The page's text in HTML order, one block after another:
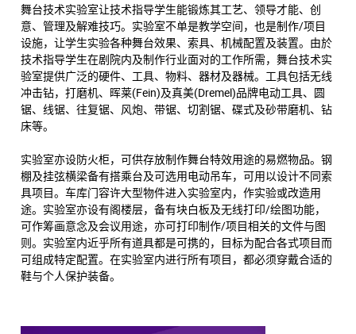
舞台技术实验室让技术指导学生能锻炼其工艺、领导才能、创
意、管理及解难技巧。实验室不单是教学空间，也是制作/项目
设施，让学生实验各种舞台效果、索具、机械配置及装置。由於
技术指导学生在剧院内及制作行业面对的工作所需，舞台技术实
验室提供广泛的硬件、工具、物料、器材及器械。工具包括无线
冲击钻，打磨机、晖莱(Fein)及真美(Dremel)品牌电动工具、圆
锯、线锯、往复锯、风炮、带锯、切割锯、碟式及砂带磨机、钻
床等。
实验室亦设防火柜，可供存放制作舞台特效用途的易燃物品。钢
棚及挂弦横梁备有搭乘台及可选用电动吊车，可用以设计不同索
具项目。车库门容许大型物件进入实验室内，作实验或改造用
途。实验室亦设有阁楼层，备有块白板及无线打印/绘图功能，
可作筹画意念及会议用途，亦可打印制作/项目相关的文件与图
则。实验室内近乎所有道具都是可携的，目标为配合各式项目而
可组成特定配置。在实验室内进行所有项目，都必须穿戴合适的
鞋与个人保护装备。